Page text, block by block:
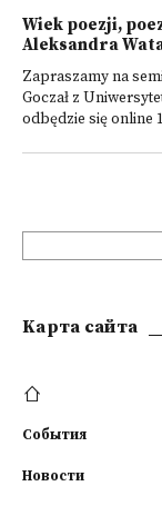
Wiek poezji,
Aleksandra
Zapraszamy na
Goczał z
odbędzie się online
Kарта сайта
События
Новости